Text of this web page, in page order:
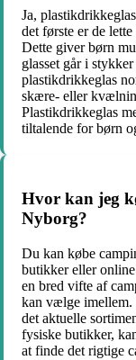
Ja,
det første er de
Dette giver børn
glasset går i
plastikdrikkeglas
skære- eller
Plastikdrikkeglas
tiltalende for børn
Hvor kan jeg
Nyborg?
Du kan købe
butikker eller
en bred vifte af
kan vælge imellem.
det aktuelle
fysiske butikker,
at finde det rigtige